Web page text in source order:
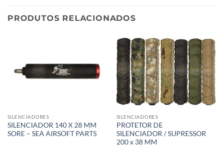
PRODUTOS RELACIONADOS
SILENCIADORES
SILENCIADOR 140 X 28 MM
SORE – SEA AIRSOFT PARTS
SILENCIADORES
PROTETOR DE
SILENCIADOR / SUPRESSOR
200 x 38 MM